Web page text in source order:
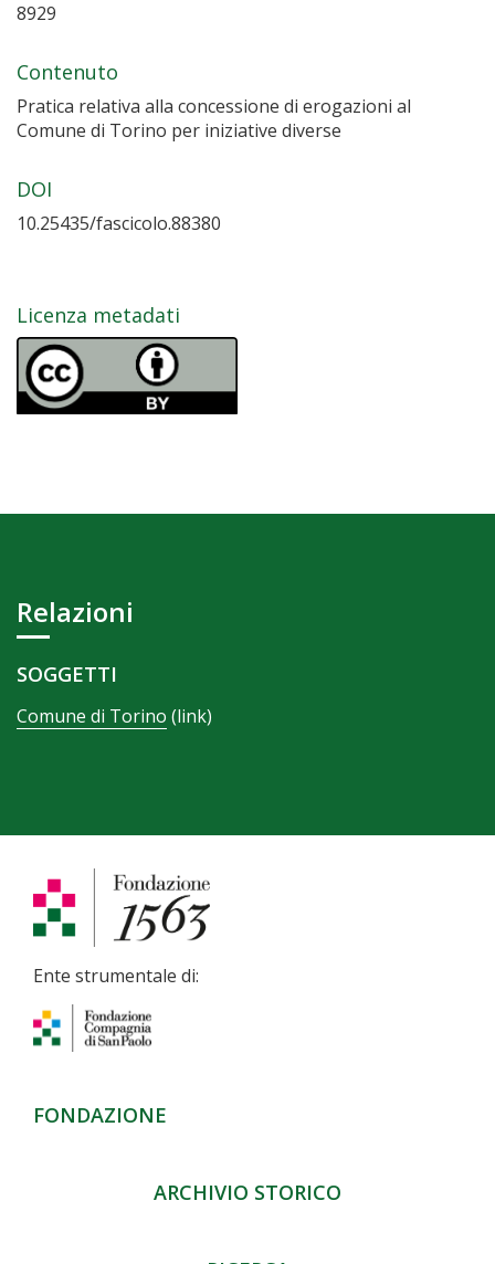
8929
Contenuto
Pratica relativa alla concessione di erogazioni al
Comune di Torino per iniziative diverse
DOI
10.25435/fascicolo.88380
Licenza metadati
Relazioni
SOGGETTI
Comune di Torino (link)
Ente strumentale di:
FONDAZIONE
ARCHIVIO STORICO